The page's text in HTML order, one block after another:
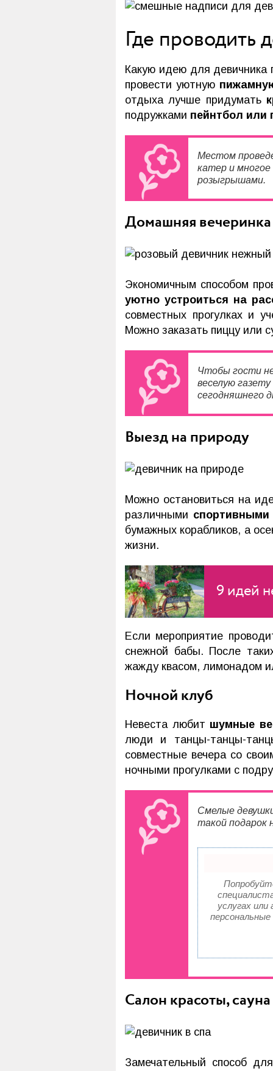
Где проводить
Какую идею для девичника
провести уютную
отдыха лучше придумать
подружками пейнтбол или
Местом
катер и
розыгрышами.
Домашняя вечеринка
Экономичным способом
уютно устроиться на
совместных прогулках и
Можно заказать пиццу или
Чтобы гости не
веселую
сегодняшнего
Выезд на природу
Можно остановиться на
различными спортивными
бумажных корабликов, а
жизни.
9 идей
Если мероприятие
снежной бабы. После
жажду квасом, лимонадом
Ночной клуб
Невеста любит шумные
люди и танцы-танцы-
совместные вечера со
ночными прогулками с
Смелые
такой подарок
услугах или
Салон красоты,
Замечательный способ